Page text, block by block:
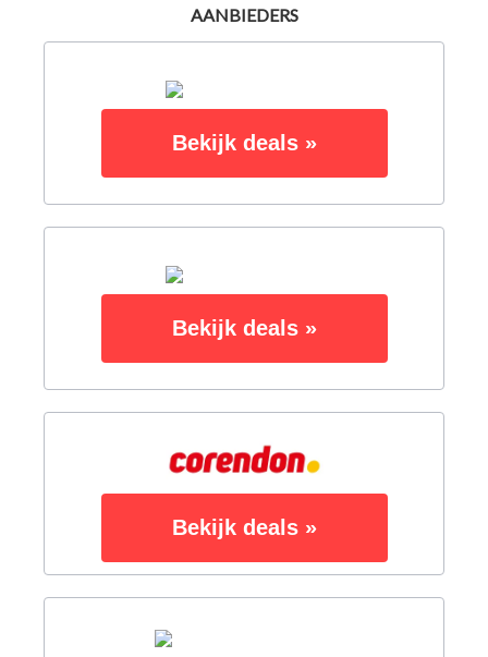
AANBIEDERS
Bekijk deals »
Bekijk deals »
Bekijk deals »